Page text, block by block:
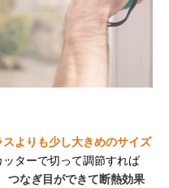
スよりも少し大きめのサイズ
ターで切って調節すれば
つなぎ目ができて断熱効果